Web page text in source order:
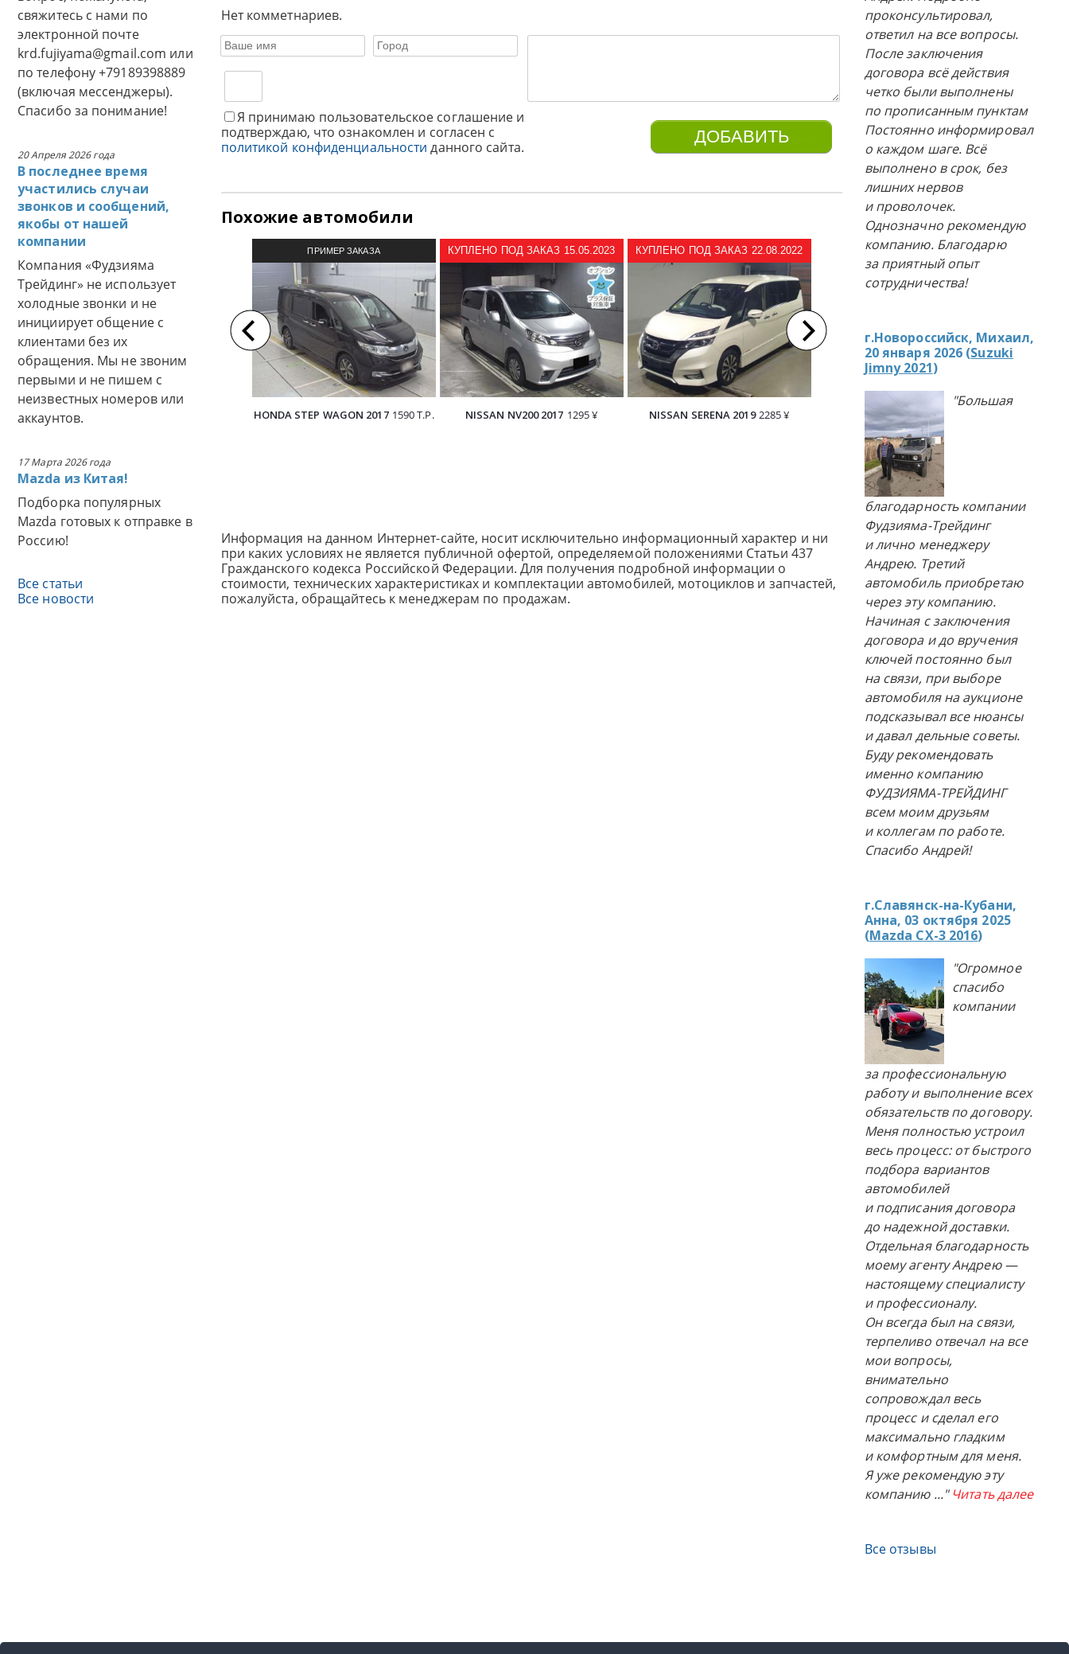
свяжитесь с нами по
электронной почте
krd.fujiyama@gmail.com или
по телефону +79189398889
(включая мессенджеры).
Спасибо за понимание!
20 Апреля 2026 года
В последнее время
участились случаи
звонков и сообщений,
якобы от нашей
компании
Компания «Фудзияма
Трейдинг» не использует
холодные звонки и не
инициирует общение с
клиентами без их
обращения. Мы не звоним
первыми и не пишем с
неизвестных номеров или
аккаунтов.
17 Марта 2026 года
Mazda из Китая!
Подборка популярных
Mazda готовых к отправке в
Россию!
Все статьи
Все новости
Нет комметнариев.
Я принимаю пользовательское соглашение и
подтверждаю, что ознакомлен и согласен с
политикой конфиденциальности данного сайта.
Похожие автомобили
ПРИМЕР ЗАКАЗА
АВТОМОБИЛЯ ИЗ ЯПОНИИ
HONDA STEP WAGON 2017 1590 Т.Р.
КУПЛЕНО ПОД ЗАКАЗ 15.05.2023
NISSAN NV200 2017 1295 ¥
КУПЛЕНО ПОД ЗАКАЗ 22.08.2022
NISSAN SERENA 2019 2285 ¥
ПРИМЕР ЗАКАЗА
АВТОМОБИЛЯ ИЗ ЯПОНИИ
TOYOTA NOAH 2018 1511 Т.Р.
Информация на данном Интернет-сайте, носит исключительно информационный характер и ни
при каких условиях не является публичной офертой, определяемой положениями Статьи 437
Гражданского кодекса Российской Федерации. Для получения подробной информации о
стоимости, технических характеристиках и комплектации автомобилей, мотоциклов и запчастей,
пожалуйста, обращайтесь к менеджерам по продажам.
проконсультировал,
ответил на все вопросы.
После заключения
договора всё действия
четко были выполнены
по прописанным пунктам
Постоянно информировал
о каждом шаге. Всё
выполнено в срок, без
лишних нервов
и проволочек.
Однозначно рекомендую
компанию. Благодарю
за приятный опыт
сотрудничества!
г.Новороссийск, Михаил,
20 января 2026 (Suzuki
Jimny 2021)
"Большая
благодарность компании
Фудзияма-Трейдинг
и лично менеджеру
Андрею. Третий
автомобиль приобретаю
через эту компанию.
Начиная с заключения
договора и до вручения
ключей постоянно был
на связи, при выборе
автомобиля на аукционе
подсказывал все нюансы
и давал дельные советы.
Буду рекомендовать
именно компанию
ФУДЗИЯМА-ТРЕЙДИНГ
всем моим друзьям
и коллегам по работе.
Спасибо Андрей!
г.Славянск-на-Кубани,
Анна, 03 октября 2025
(Mazda CX-3 2016)
"Огромное
спасибо
компании
за профессиональную
работу и выполнение всех
обязательств по договору.
Меня полностью устроил
весь процесс: от быстрого
подбора вариантов
автомобилей
и подписания договора
до надежной доставки.
Отдельная благодарность
моему агенту Андрею —
настоящему специалисту
и профессионалу.
Он всегда был на связи,
терпеливо отвечал на все
мои вопросы,
внимательно
сопровождал весь
процесс и сделал его
максимально гладким
и комфортным для меня.
Я уже рекомендую эту
компанию ..." Читать далее
Все отзывы